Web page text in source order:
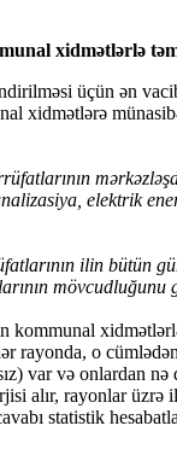
xidmətlərlə
üçün ən
xidmətlərə
elektrik
ilin bütün
mövcudluğunu
kommunal
rayonda, o
var və onlardan
alır, rayonlar
statistik